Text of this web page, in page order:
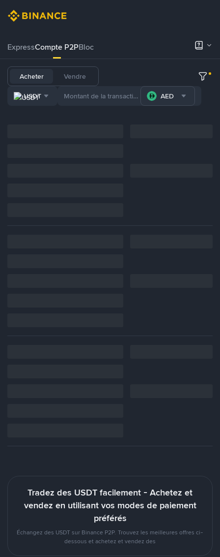
ExpressCompte P2PBloc
Acheter Vendre
USDT AED
Tradez des USDT facilement - Achetez et
vendez en utilisant vos modes de paiement
préférés
Échangez des USDT sur Binance P2P. Trouvez les meilleures offres ci-
dessous et achetez et vendez des